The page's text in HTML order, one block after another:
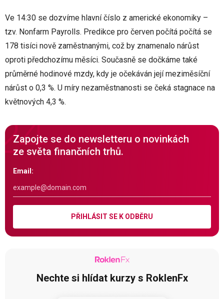
Ve 14:30 se dozvíme hlavní číslo z americké ekonomiky –
tzv. Nonfarm Payrolls. Predikce pro červen počítá počítá se
178 tisíci nově zaměstnanými, což by znamenalo nárůst
oproti předchozímu měsíci. Současně se dočkáme také
průměrné hodinové mzdy, kdy je očekáván její meziměsíční
nárůst o 0,3 %. U míry nezaměstnanosti se čeká stagnace na
květnových 4,3 %.
Zapojte se do newsletteru o novinkách
ze světa finančních trhů.
Email:
PŘIHLÁSIT SE K ODBĚRU
Nechte si hlídat kurzy s RoklenFx